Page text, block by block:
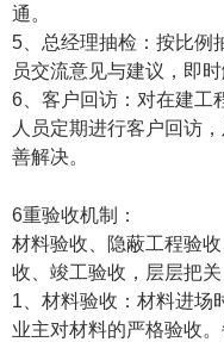
通。
5、总经理抽检：按比例
员交流意见与建议，即时
6、客户回访：对在建工
人员定期进行客户回访
善解决。
6重验收机制：
材料验收、隐蔽工程验
收、竣工验收，层层把
1、材料验收：材料进场
业主对材料的严格验收